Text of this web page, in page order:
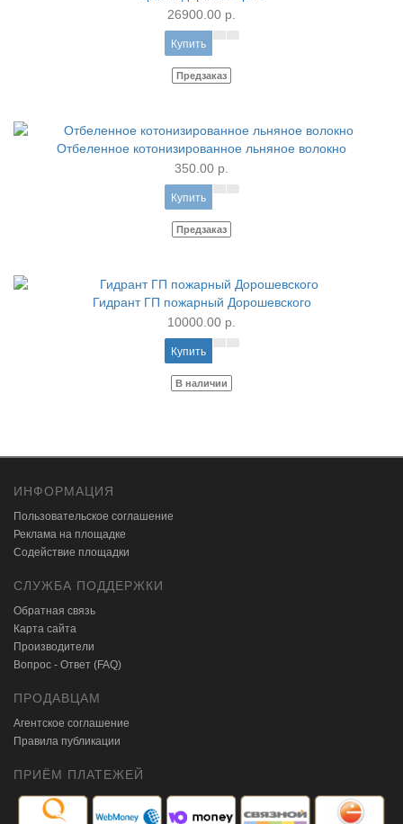
26900.00 р.
Купить
Предзаказ
Отбеленное котонизированное льняное волокно
350.00 р.
Купить
Предзаказ
Гидрант ГП пожарный Дорошевского
10000.00 р.
Купить
В наличии
ИНФОРМАЦИЯ
Пользовательское соглашение
Реклама на площадке
Содействие площадки
СЛУЖБА ПОДДЕРЖКИ
Обратная связь
Карта сайта
Производители
Вопрос - Ответ (FAQ)
ПРОДАВЦАМ
Агентское соглашение
Правила публикации
ПРИЁМ ПЛАТЕЖЕЙ